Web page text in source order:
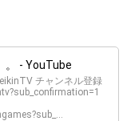
。 - YouTube
チャンネル登録